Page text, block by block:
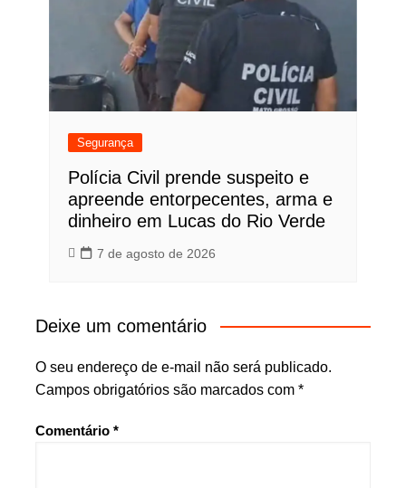
Segurança
Polícia Civil prende suspeito e
apreende entorpecentes, arma e
dinheiro em Lucas do Rio Verde
7 de agosto de 2026
Deixe um comentário
O seu endereço de e-mail não será publicado.
Campos obrigatórios são marcados com *
Comentário *